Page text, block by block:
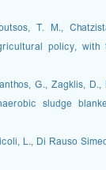
T. M.,
policy,
G., Zagklis,
sludge
L., Di Rauso